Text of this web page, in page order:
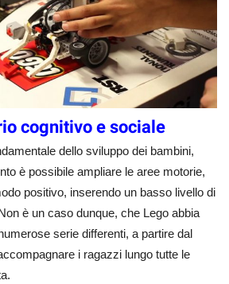
cognitivo e sociale
dello sviluppo dei bambini,
è possibile ampliare le aree motorie,
positivo, inserendo un basso livello di
è un caso dunque, che Lego abbia
serie differenti, a partire dal
i ragazzi lungo tutte le